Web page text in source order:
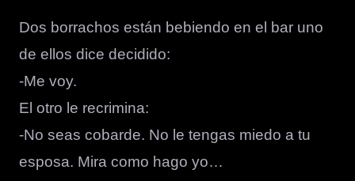
Dos borrachos están bebiendo en el bar uno
de ellos dice decidido:
-Me voy.
El otro le recrimina:
-No seas cobarde. No le tengas miedo a tu
esposa. Mira como hago yo…